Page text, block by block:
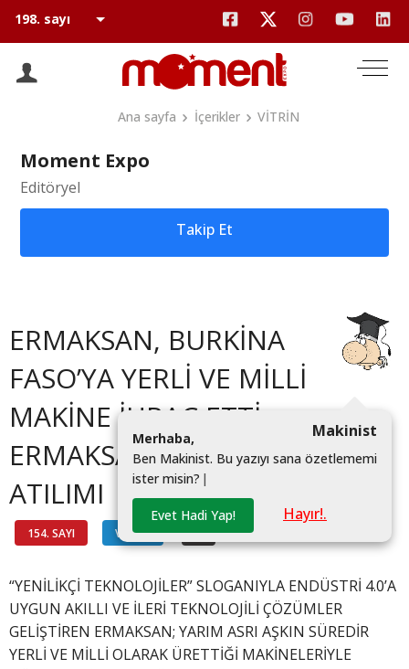
Ana sayfa İçerikler VİTRİN
Moment Expo
Editöryel
Takip Et
ERMAKSAN, BURKİNA
FASO’YA YERLİ VE MİLLİ
MAKİNE İHRAÇ ETTİ
ERMAKSAN’DAN AFRİKA
ATILIMI
154. SAYI VİTRİN #
Makinist
Merhaba,
Ben Makinist. Bu yazıyı sana özetlememi
ister misin? |
Evet Hadi Yap! Hayır!.
“YENİLİKÇİ TEKNOLOJİLER” SLOGANIYLA ENDÜSTRİ 4.0’A
UYGUN AKILLI VE İLERİ TEKNOLOJİLİ ÇÖZÜMLER
GELİŞTİREN ERMAKSAN; YARIM ASRI AŞKIN SÜREDİR
YERLİ VE MİLLİ OLARAK ÜRETTİĞİ MAKİNELERİYLE